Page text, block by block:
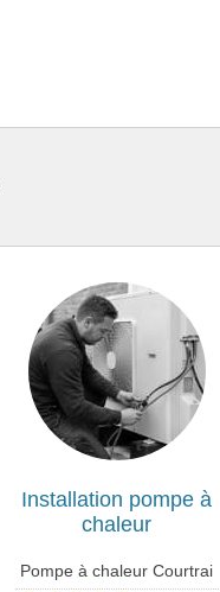
Installation pompe à
chaleur
Pompe à chaleur Courtrai